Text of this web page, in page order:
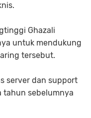
Ghazali
untuk mendukung
tersebut.
server dan support
tahun sebelumnya